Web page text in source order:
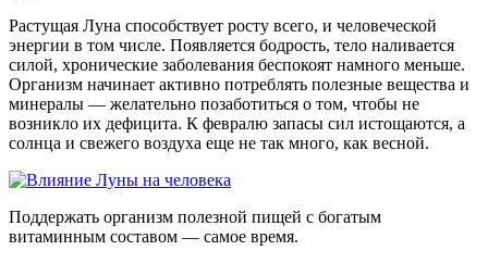
Растущая Луна способствует росту всего, и человеческой
энергии в том числе. Появляется бодрость, тело наливается
силой, хронические заболевания беспокоят намного меньше.
Организм начинает активно потреблять полезные вещества и
минералы — желательно позаботиться о том, чтобы не
возникло их дефицита. К февралю запасы сил истощаются, а
солнца и свежего воздуха еще не так много, как весной.
Поддержать организм полезной пищей с богатым
витаминным составом — самое время.